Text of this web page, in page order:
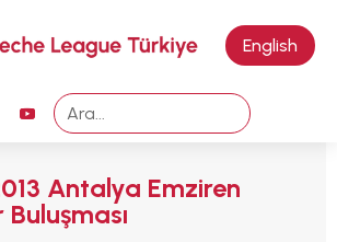
English
M
Antalya Emziren